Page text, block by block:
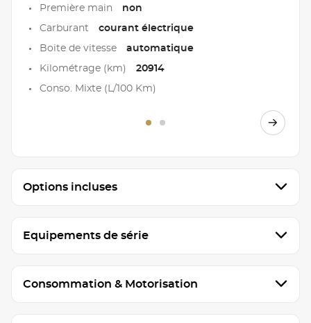
Première main non
Carburant courant électrique
Boite de vitesse automatique
Kilométrage (km) 20914
Conso. Mixte (L/100 Km)
Options incluses
Equipements de série
Consommation & Motorisation